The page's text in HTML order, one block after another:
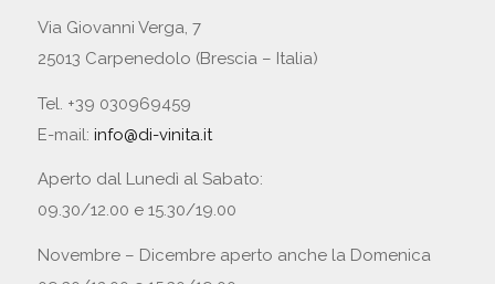
Via Giovanni Verga, 7
25013 Carpenedolo (Brescia – Italia)
Tel. +39 030969459
E-mail: info@di-vinita.it
Aperto dal Lunedì al Sabato:
09.30/12.00 e 15.30/19.00
Novembre – Dicembre aperto anche la Domenica